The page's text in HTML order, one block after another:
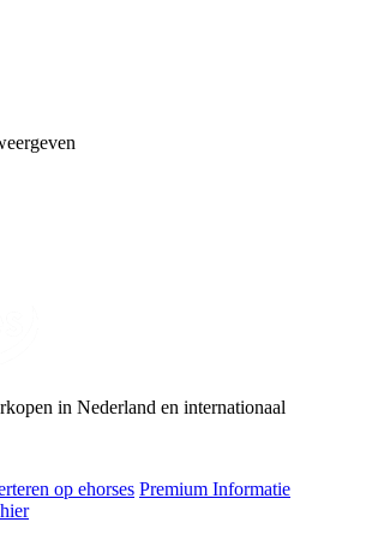
in Nederland en internationaal
op ehorses Premium Informatie